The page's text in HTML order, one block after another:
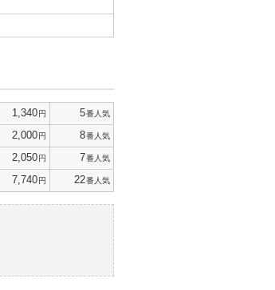
1,340円 5番人気
2,000円 8番人気
2,050円 7番人気
7,740円 22番人気